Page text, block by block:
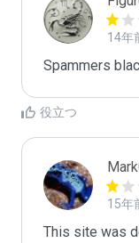
14年
Spammers
役立つ
15年
This site was